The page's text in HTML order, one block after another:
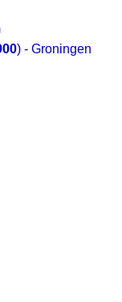
) - Groningen